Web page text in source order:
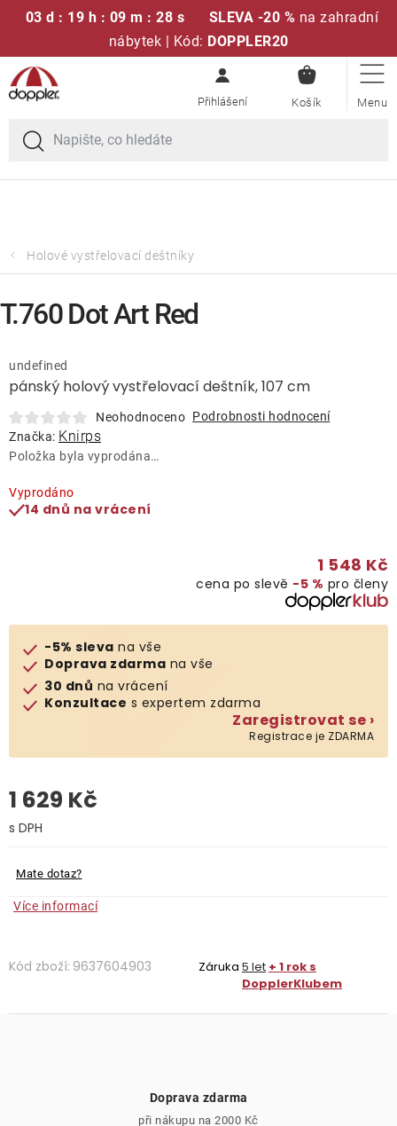
03 d : 19 h : 09 m : 27 s SLEVA -20 % na zahradní
nábytek | Kód: DOPPLER20
Přejít
na
obsah
KOŠÍK
Sedací soupravy
Slunečníky
Doplňky
Deštníky
Prodávané značky
O nás
Kontakty
Doprava zdarma při nákupu nad 2000 Kč
Holové vystřelovací deštníky
pánský holový vystřelovací deštník, 107 cm
undefined
Neohodnoceno Podrobnosti hodnocení
Značka: Knirps
Položka byla vyprodána…
Vyprodáno
14 dnů na vrácení
1 548 Kč
cena po slevě −5 % pro členy
-5% sleva na vše
Doprava zdarma na vše
30 dnů na vrácení
Konzultace s expertem zdarma
Zaregistrovat se ›
Registrace je ZDARMA
1 629 Kč
Mate dotaz?
Více informací
Kód zboží: 9637604903 Záruka 5 let + 1 rok s
DopplerKlubem
T.760 Dot Art Red
Doprava zdarma
při nákupu na 2000 Kč